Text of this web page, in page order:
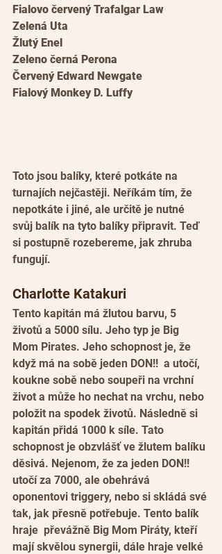
Fialovo červený Trafalgar Law
Zelená Uta
Žlutý Enel
Zeleno černá Perona
Červený Edward Newgate
Fialový Monkey D. Luffy
Toto jsou balíky, které potkáte na
turnajích nejčastěji. Neříkám tím, že
nepotkáte i jiné, ale určitě je nutné
svůj balík na tyto balíky připravit. Teď
si postupně rozebereme, jak zhruba
fungují.
Charlotte Katakuri
Tento kapitán má žlutou barvu, 5
životů a 5000 sílu. Jeho typ je Big
Mom Pirates. Jeho schopnost je, že
když má na sobě jeden DON!!  a utočí,
koukne sobě nebo soupeři na vrchní
život a může ho nechat na vrchu, nebo
položit na spodek životů. Následně si
kapitán přidá 1000 k síle. Tato
schopnost je obzvlášť ve žlutem balíku
děsivá. Nejenom, že za jeden DON!!
utočí za 7000, ale obehrává
oponentovi triggery, nebo si skládá své
tak, jak přesně potřebuje. Tento balík
hraje  převážně Big Mom Piráty, kteří
mají skvělou synergii, dále hraje velké